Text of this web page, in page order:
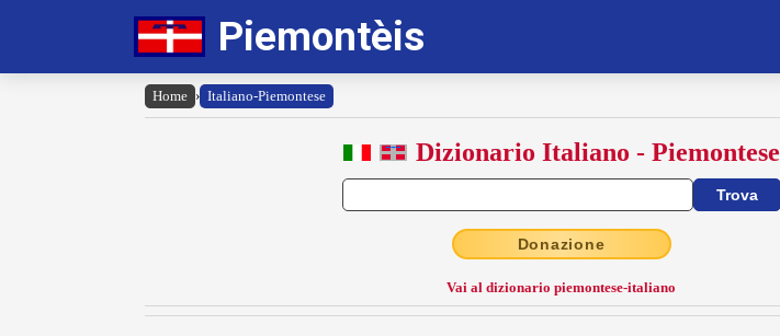
Piemontèis
Home › Italiano-Piemontese
Dizionario Italiano - Piemontese
Donazione
Vai al dizionario piemontese-italiano